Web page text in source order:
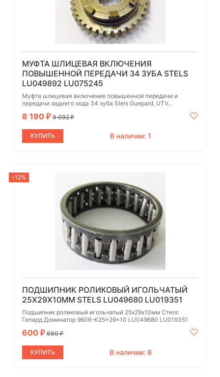
МУФТА ШЛИЦЕВАЯ ВКЛЮЧЕНИЯ
ПОВЫШЕННОЙ ПЕРЕДАЧИ 34 ЗУБА STELS
LU049892 LU075245
Муфта шлицевая включения повышенной передачи и
передачи заднего хода 34 зуба Stels Guepard, UTV...
8 190 ₽ 9 092₽
КУПИТЬ В наличии: 1
-12%
ПОДШИПНИК РОЛИКОВЫЙ ИГОЛЬЧАТЫЙ
25Х29Х10ММ STELS LU049680 LU019351
Подшипник роликовый игольчатый 25х29х10мм Стелс
Гепард Доминатор 9606-K25x29x10 LU049680 LU019351
600 ₽ 680₽
КУПИТЬ В наличии: 8